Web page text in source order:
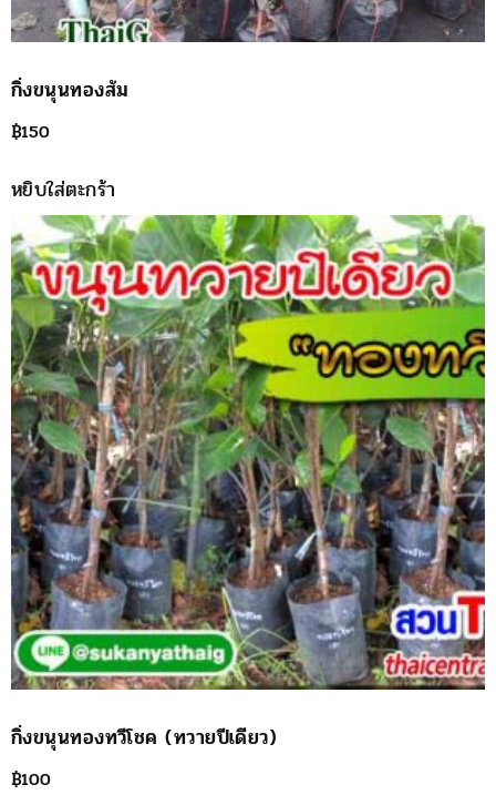
กิ่งขนุนทองส้ม
฿150
หยิบใส่ตะกร้า
กิ่งขนุนทองทวีโชค (ทวายปีเดียว)
฿100